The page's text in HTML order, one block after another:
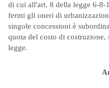
di cui all'art. 8 della legge 6-8-
fermi gli oneri di
singole concessioni è
quota del costo di costruzione,
legge.